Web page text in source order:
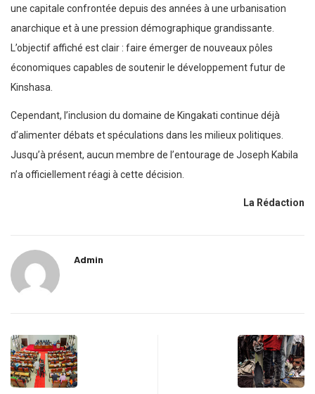
une capitale confrontée depuis des années à une urbanisation
anarchique et à une pression démographique grandissante.
L’objectif affiché est clair : faire émerger de nouveaux pôles
économiques capables de soutenir le développement futur de
Kinshasa.
Cependant, l’inclusion du domaine de Kingakati continue déjà
d’alimenter débats et spéculations dans les milieux politiques.
Jusqu’à présent, aucun membre de l’entourage de Joseph Kabila
n’a officiellement réagi à cette décision.
La Rédaction
Admin